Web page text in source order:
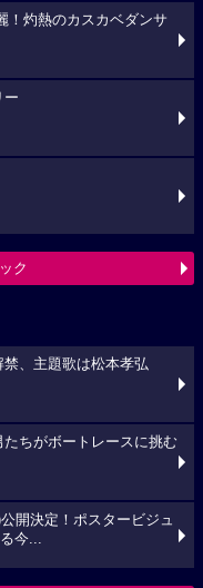
！灼熱のカスカベダンサ
ー
ク
禁、主題歌は松本孝弘
ちがボートレースに挑む
開決定！ポスタービジュ
今...